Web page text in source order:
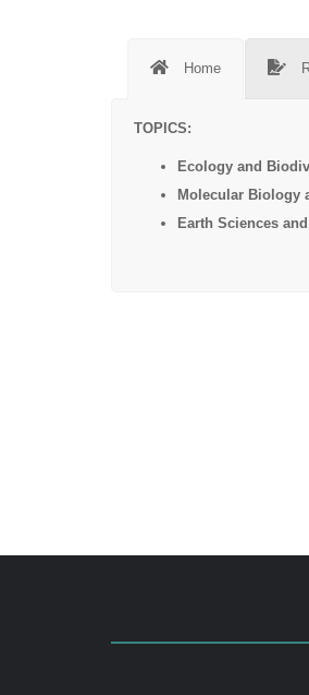
Home
TOPICS:
Ecology and
Molecular Biology
Earth Sciences